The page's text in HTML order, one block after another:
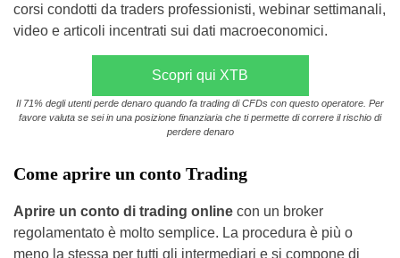
corsi condotti da traders professionisti, webinar settimanali,
video e articoli incentrati sui dati macroeconomici.
Scopri qui XTB
Il 71% degli utenti perde denaro quando fa trading di CFDs con questo operatore. Per
favore valuta se sei in una posizione finanziaria che ti permette di correre il rischio di
perdere denaro
Come aprire un conto Trading
Aprire un conto di trading online con un broker
regolamentato è molto semplice. La procedura è più o
meno la stessa per tutti gli intermediari e si compone di